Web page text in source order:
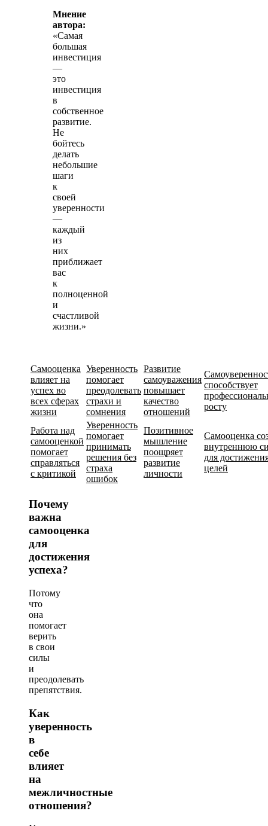
Мнение
автора:
«Самая
большая
инвестиция
—
это
инвестиция
в
собственное
развитие.
Не
бойтесь
делать
небольшие
шаги
к
своей
уверенности
—
каждый
из
них
приближает
вас
к
полноценной
и
счастливой
жизни.»
Самооценка
влияет на
успех во
всех сферах
жизни
Уверенность
помогает
преодолевать
страхи и
сомнения
Развитие
самоуважения
повышает
качество
отношений
способствует
росту
Работа над
самооценкой
помогает
справляться
с критикой
Уверенность
помогает
принимать
решения без
страха
ошибок
Позитивное
мышление
поощряет
развитие
личности
Самооценка
внутреннюю
для
целей
Почему
важна
самооценка
для
достижения
успеха?
Потому
что
она
помогает
верить
в свои
силы
и
преодолевать
препятствия.
Как
уверенность
в
себе
влияет
на
межличностные
отношения?